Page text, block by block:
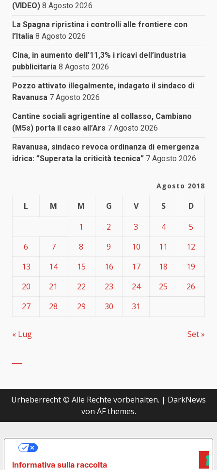
(VIDEO) 8 Agosto 2026
La Spagna ripristina i controlli alle frontiere con
l’Italia 8 Agosto 2026
Cina, in aumento dell’11,3% i ricavi dell’industria
pubblicitaria 8 Agosto 2026
Pozzo attivato illegalmente, indagato il sindaco di
Ravanusa 7 Agosto 2026
Cantine sociali agrigentine al collasso, Cambiano
(M5s) porta il caso all’Ars 7 Agosto 2026
Ravanusa, sindaco revoca ordinanza di emergenza
idrica: ”Superata la criticità tecnica” 7 Agosto 2026
Agosto 2018
L M M G V S
D
1
2 3 4
5
6
7 8 9 10 11
12
13
14 15 16 17 18
19
20
21 22 23 24 25
26
27
28 29 30 31
« Lug Set »
Urheberrecht © Alle Rechte vorbehalten. | DarkNews
von AF themes.
Informativa sulla raccolta